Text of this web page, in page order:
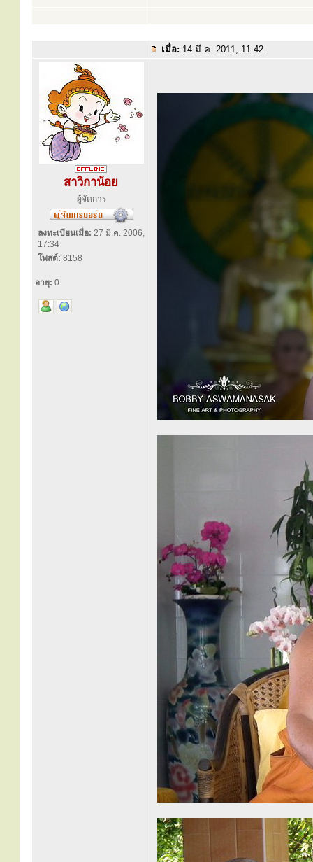
เมื่อ: 14 มี.ค. 2011, 11:42
สาวิกาน้อย
ผู้จัดการ
ลงทะเบียนเมื่อ: 27 มี.ค. 2006,
17:34
โพสต์: 8158
อายุ: 0